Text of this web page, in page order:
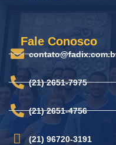
Fale Conosco
(21) 2651-7975
(21) 2651-4756
(21) 96720-3191